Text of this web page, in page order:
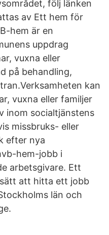
följ länken
av Ett hem för
hem är en
uppdrag
vuxna eller
på behandling,
kan
vuxna eller familjer
inom socialtjänstens
missbruks- eller
efter nya
hem-jobb i
arbetsgivare. Ett
att hitta ett jobb
län och